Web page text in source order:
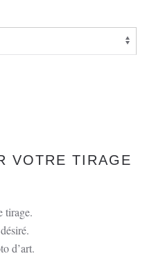
VOTRE TIRAGE
tirage.
d’art.